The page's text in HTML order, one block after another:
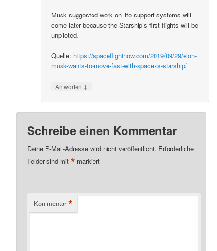
Musk suggested work on life support systems will
come later because the Starship’s first flights will be
unpiloted.
Quelle: https://spaceflightnow.com/2019/09/29/elon-
musk-wants-to-move-fast-with-spacexs-starship/
Antworten ↓
Schreibe einen Kommentar
Deine E-Mail-Adresse wird nicht veröffentlicht. Erforderliche
Felder sind mit* markiert
Kommentar *